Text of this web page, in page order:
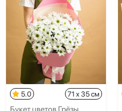
5.0 71 x 35 см